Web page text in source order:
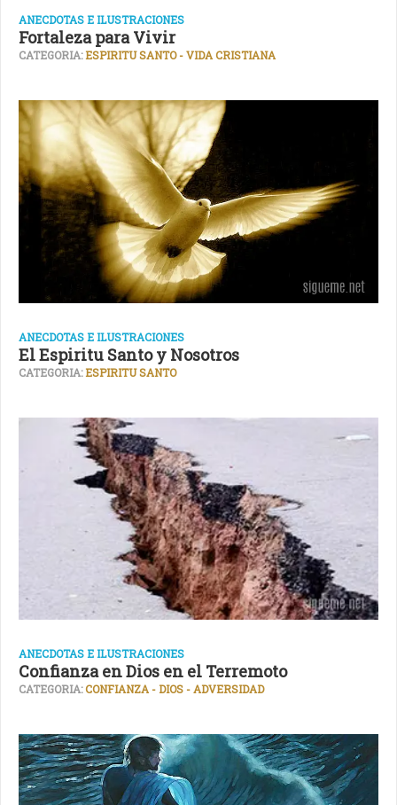
ANECDOTAS E ILUSTRACIONES
Fortaleza para Vivir
CATEGORIA:ESPIRITU SANTO - VIDA CRISTIANA
ANECDOTAS E ILUSTRACIONES
El Espiritu Santo y Nosotros
CATEGORIA:ESPIRITU SANTO
ANECDOTAS E ILUSTRACIONES
Confianza en Dios en el Terremoto
CATEGORIA:CONFIANZA - DIOS - ADVERSIDAD